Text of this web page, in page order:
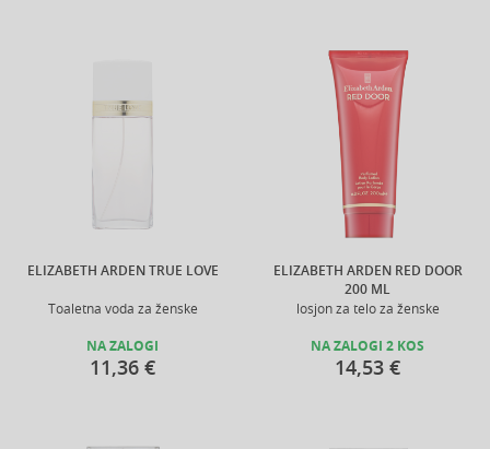
ELIZABETH ARDEN TRUE LOVE
Toaletna voda za ženske
NA ZALOGI
11,36 €
ELIZABETH ARDEN RED DOOR
200 ML
losjon za telo za ženske
NA ZALOGI 2 KOS
14,53 €